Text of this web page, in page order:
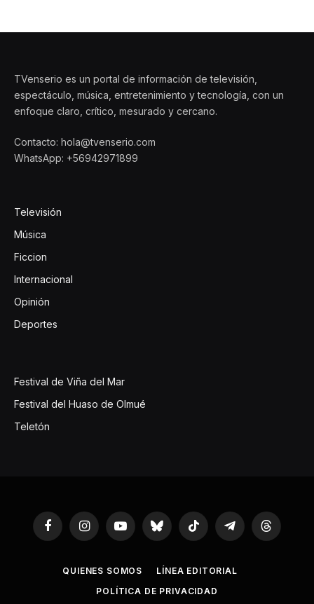
TVenserio es un portal de información de televisión,
espectáculo, música, entretenimiento y tecnología, con un
enfoque claro, crítico, mesurado y cercano.
Contacto: hola@tvenserio.com
WhatsApp: +56942971899
Televisión
Música
Ficcion
Internacional
Opinión
Deportes
Festival de Viña del Mar
Festival del Huaso de Olmué
Teletón
FacebookInstagramYouTubeBluesky TikTok TelegramThreads
QUIENES SOMOS
LÍNEA EDITORIAL
POLÍTICA DE PRIVACIDAD